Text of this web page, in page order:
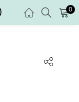
0
REGISTRARSE
para iniciar